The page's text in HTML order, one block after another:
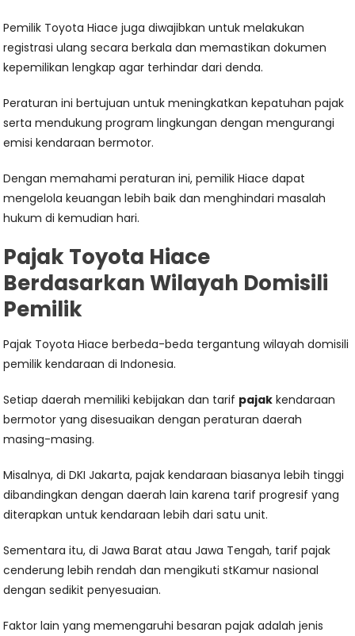
Pemilik Toyota Hiace juga diwajibkan untuk melakukan
registrasi ulang secara berkala dan memastikan dokumen
kepemilikan lengkap agar terhindar dari denda.
Peraturan ini bertujuan untuk meningkatkan kepatuhan pajak
serta mendukung program lingkungan dengan mengurangi
emisi kendaraan bermotor.
Dengan memahami peraturan ini, pemilik Hiace dapat
mengelola keuangan lebih baik dan menghindari masalah
hukum di kemudian hari.
Pajak Toyota Hiace
Berdasarkan Wilayah Domisili
Pemilik
Pajak Toyota Hiace berbeda-beda tergantung wilayah domisili
pemilik kendaraan di Indonesia.
Setiap daerah memiliki kebijakan dan tarif pajak kendaraan
bermotor yang disesuaikan dengan peraturan daerah
masing-masing.
Misalnya, di DKI Jakarta, pajak kendaraan biasanya lebih tinggi
dibandingkan dengan daerah lain karena tarif progresif yang
diterapkan untuk kendaraan lebih dari satu unit.
Sementara itu, di Jawa Barat atau Jawa Tengah, tarif pajak
cenderung lebih rendah dan mengikuti stKamur nasional
dengan sedikit penyesuaian.
Faktor lain yang memengaruhi besaran pajak adalah jenis